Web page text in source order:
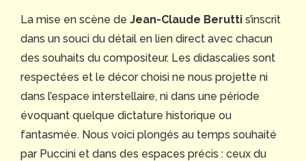
La mise en scène de Jean-Claude Berutti s’inscrit
dans un souci du détail en lien direct avec chacun
des souhaits du compositeur. Les didascalies sont
respectées et le décor choisi ne nous projette ni
dans l’espace interstellaire, ni dans une période
évoquant quelque dictature historique ou
fantasmée. Nous voici plongés au temps souhaité
par Puccini et dans des espaces précis : ceux du